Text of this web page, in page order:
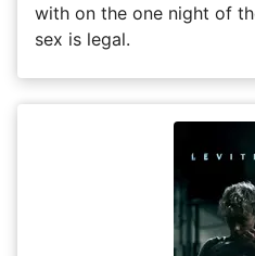
with on the one night of
sex is legal.